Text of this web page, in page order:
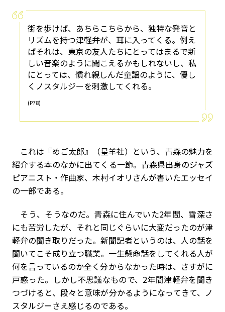
街を歩けば、あちらこちらから、独特な発音と
リズムを持つ津軽弁が、耳に入ってくる。例え
ばそれは、東京の友人たちにとってはまるで新
しい音楽のように聞こえるかもしれないし、私
にとっては、慣れ親しんだ童謡のように、優し
くノスタルジーを刺激してくれる。
(P78)
これは『めご太郎』（星羊社）という、青森の魅力を
紹介する本のなかに出てくる一節。青森県出身のジャズ
ピアニスト・作曲家、木村イオリさんが書いたエッセイ
の一部である。
そう、そうなのだ。青森に住んでいた2年間、雪深さ
にも苦労したが、それと同じぐらいに大変だったのが津
軽弁の聞き取りだった。新聞記者というのは、人の話を
聞いてこそ成り立つ職業。一生懸命話をしてくれる人が
何を言っているのか全く分からなかった時は、さすがに
戸惑った。しかし不思議なもので、2年間津軽弁を聞き
つづけると、段々と意味が分かるようになってきて、ノ
スタルジーさえ感じるのである。